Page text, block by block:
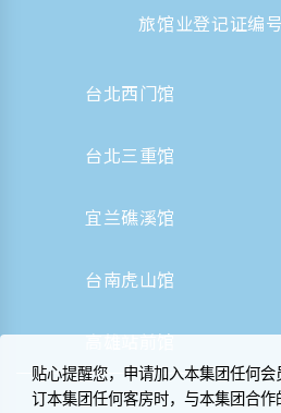
旅馆业登记证编
台北西门馆
台北三重馆
宜兰礁溪馆
台南虎山馆
高雄站前馆
贴心提醒您，申请加入本集团任何
订本集团任何客房时，与本集团合